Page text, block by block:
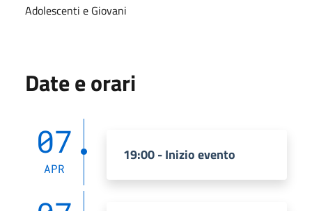
Adolescenti e Giovani
Date e orari
07
APR
19:00 - Inizio evento